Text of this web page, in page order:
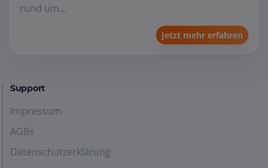
rund um...
Jetzt mehr erfahren
Support
Impressum
AGBs
Datenschutzerklärung